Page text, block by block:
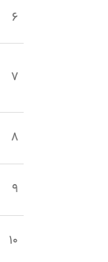
6
7
8
9
10